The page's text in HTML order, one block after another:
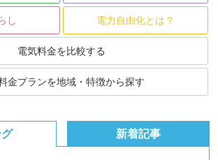
し 電力自由化とは？
電気料金を比較する
金プランを地域・特徴から探す
新着記事